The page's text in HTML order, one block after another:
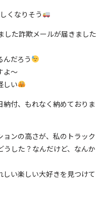
くなりそう
した詐欺メールが届きました
んだろう
よ〜
しい
付、もれなく納めておりま
ンの高さが、私のトラック
うした？なんだけど、なんか
い楽しい大好きを見つけて